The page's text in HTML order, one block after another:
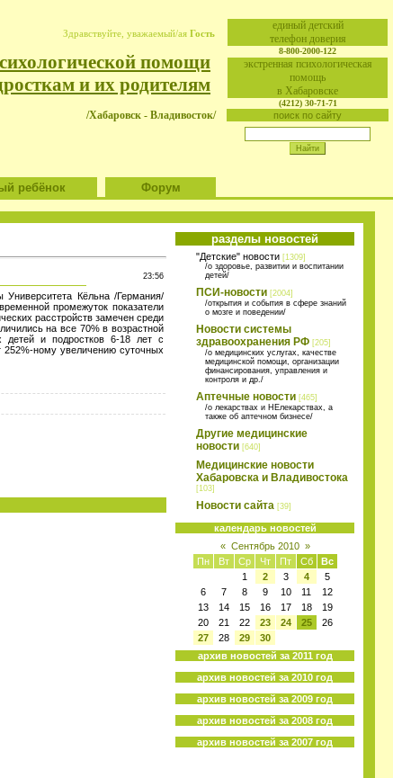
eдиный детский
телефон доверия
8-800-2000-122
экстренная психологическая
помощь
в Хабаровске
(4212) 30-71-71
поиск по сайту
Здравствуйте, уважаемый/ая Гость
помощи
и их родителям
/Хабаровск - Владивосток/
ребёнок Форум
23:56
Университета Кёльна /Германия/
промежуток показатели
расстройств замечен среди
на все 70% в возрастной
детей и подростков 6-18 лет с
252%-ному увеличению суточных
разделы новостей
"Детские" новости [1309]
/о здоровье, развитии и воспитании
детей/
ПСИ-новости [2004]
/открытия и события в сфере знаний
о мозге и поведении/
Новости системы
здравоохранения РФ [205]
/о медицинских услугах, качестве
медицинской помощи, организации
финансирования, управления и
контроля и др./
Аптечные новости [465]
/о лекарствах и НЕлекарствах, а
также об аптечном бизнесе/
Другие медицинские
новости [640]
Медицинские новости
Хабаровска и Владивостока
[103]
Новости сайта [39]
календарь новостей
« Сентябрь 2010 »
Пн
Вт Ср Чт Пт Сб
Вс
1
2 3 4
5
6
7 8 9 10 11
12
13
14 15 16 17 18
19
20
21 22 23 24 25
26
27
28 29
30
архив новостей за 2011 год
архив новостей за 2010 год
архив новостей за 2009 год
архив новостей за 2008 год
архив новостей за 2007 год